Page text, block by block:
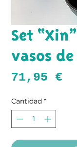
Set
vasos
71,95 €
Cantidad *